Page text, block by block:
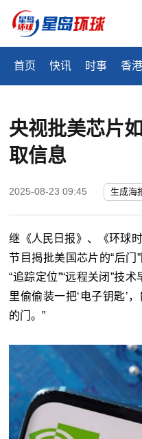
首页 快讯 时事 香港
央视批美芯片
取信息
2025-08-23 09:45 生成海
继《人民日报》、《环球
节目揭批美国芯片的“后门
“追踪定位”“远程关闭”技
里偷偷装一把‘电子钥匙’
的门。”